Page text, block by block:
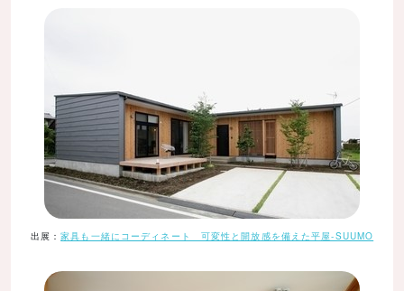
出展：家具も一緒にコーディネート 可変性と開放感を備えた平屋-SUUMO